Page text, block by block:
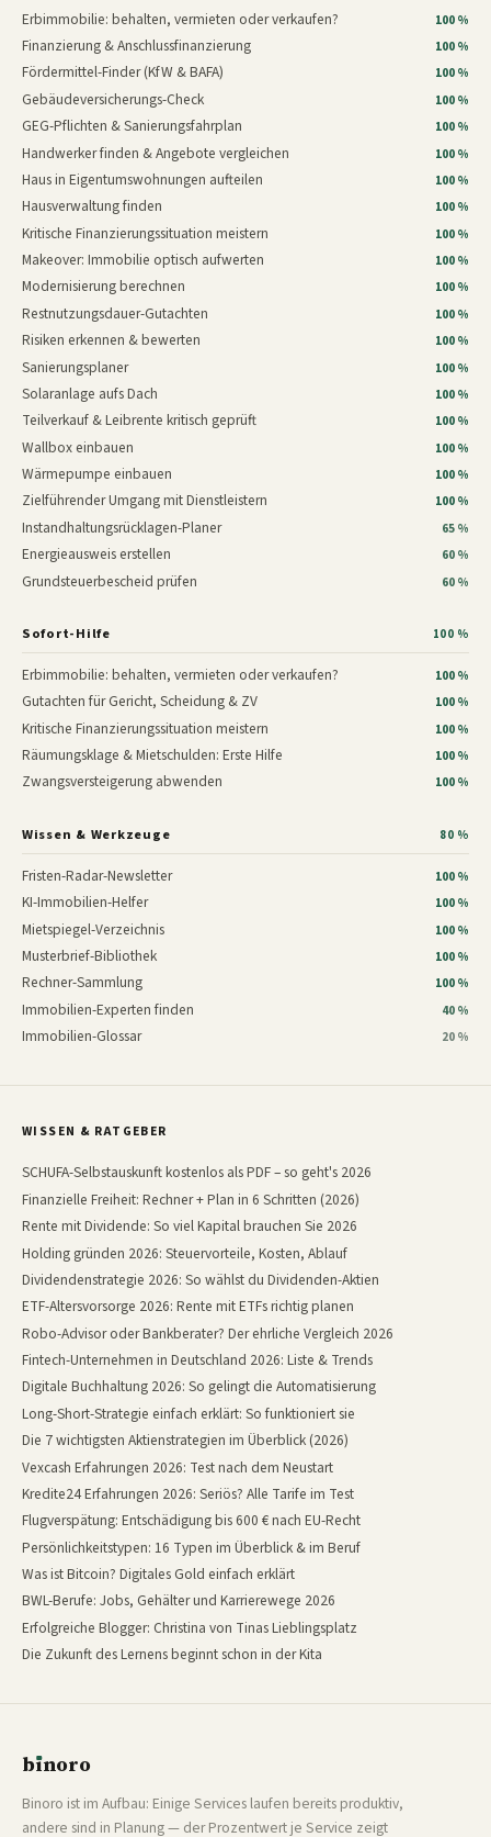
Erbimmobilie: behalten, vermieten oder verkaufen? 100 %
Finanzierung & Anschlussfinanzierung 100 %
Fördermittel-Finder (KfW & BAFA) 100 %
Gebäudeversicherungs-Check 100 %
GEG-Pflichten & Sanierungsfahrplan 100 %
Handwerker finden & Angebote vergleichen 100 %
Haus in Eigentumswohnungen aufteilen 100 %
Hausverwaltung finden 100 %
Kritische Finanzierungssituation meistern 100 %
Makeover: Immobilie optisch aufwerten 100 %
Modernisierung berechnen 100 %
Restnutzungsdauer-Gutachten 100 %
Risiken erkennen & bewerten 100 %
Sanierungsplaner 100 %
Solaranlage aufs Dach 100 %
Teilverkauf & Leibrente kritisch geprüft 100 %
Wallbox einbauen 100 %
Wärmepumpe einbauen 100 %
Zielführender Umgang mit Dienstleistern 100 %
Instandhaltungsrücklagen-Planer 65 %
Energieausweis erstellen 60 %
Grundsteuerbescheid prüfen 60 %
Sofort-Hilfe 100 %
Erbimmobilie: behalten, vermieten oder verkaufen? 100 %
Gutachten für Gericht, Scheidung & ZV 100 %
Kritische Finanzierungssituation meistern 100 %
Räumungsklage & Mietschulden: Erste Hilfe 100 %
Zwangsversteigerung abwenden 100 %
Wissen & Werkzeuge 80 %
Fristen-Radar-Newsletter 100 %
KI-Immobilien-Helfer 100 %
Mietspiegel-Verzeichnis 100 %
Musterbrief-Bibliothek 100 %
Rechner-Sammlung 100 %
Immobilien-Experten finden 40 %
Immobilien-Glossar 20 %
WISSEN & RATGEBER
SCHUFA-Selbstauskunft kostenlos als PDF – so geht's 2026
Finanzielle Freiheit: Rechner + Plan in 6 Schritten (2026)
Rente mit Dividende: So viel Kapital brauchen Sie 2026
Holding gründen 2026: Steuervorteile, Kosten, Ablauf
Dividendenstrategie 2026: So wählst du Dividenden-Aktien
ETF-Altersvorsorge 2026: Rente mit ETFs richtig planen
Robo-Advisor oder Bankberater? Der ehrliche Vergleich 2026
Fintech-Unternehmen in Deutschland 2026: Liste & Trends
Digitale Buchhaltung 2026: So gelingt die Automatisierung
Long-Short-Strategie einfach erklärt: So funktioniert sie
Die 7 wichtigsten Aktienstrategien im Überblick (2026)
Vexcash Erfahrungen 2026: Test nach dem Neustart
Kredite24 Erfahrungen 2026: Seriös? Alle Tarife im Test
Flugverspätung: Entschädigung bis 600 € nach EU-Recht
Persönlichkeitstypen: 16 Typen im Überblick & im Beruf
Was ist Bitcoin? Digitales Gold einfach erklärt
BWL-Berufe: Jobs, Gehälter und Karrierewege 2026
Erfolgreiche Blogger: Christina von Tinas Lieblingsplatz
Die Zukunft des Lernens beginnt schon in der Kita
bınoro
Binoro ist im Aufbau: Einige Services laufen bereits produktiv,
andere sind in Planung — der Prozentwert je Service zeigt